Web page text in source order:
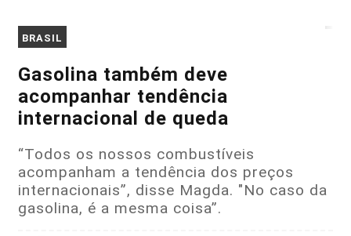
BRASIL
Gasolina também deve
acompanhar tendência
internacional de queda
“Todos os nossos combustíveis
acompanham a tendência dos preços
internacionais”, disse Magda. "No caso da
gasolina, é a mesma coisa”.